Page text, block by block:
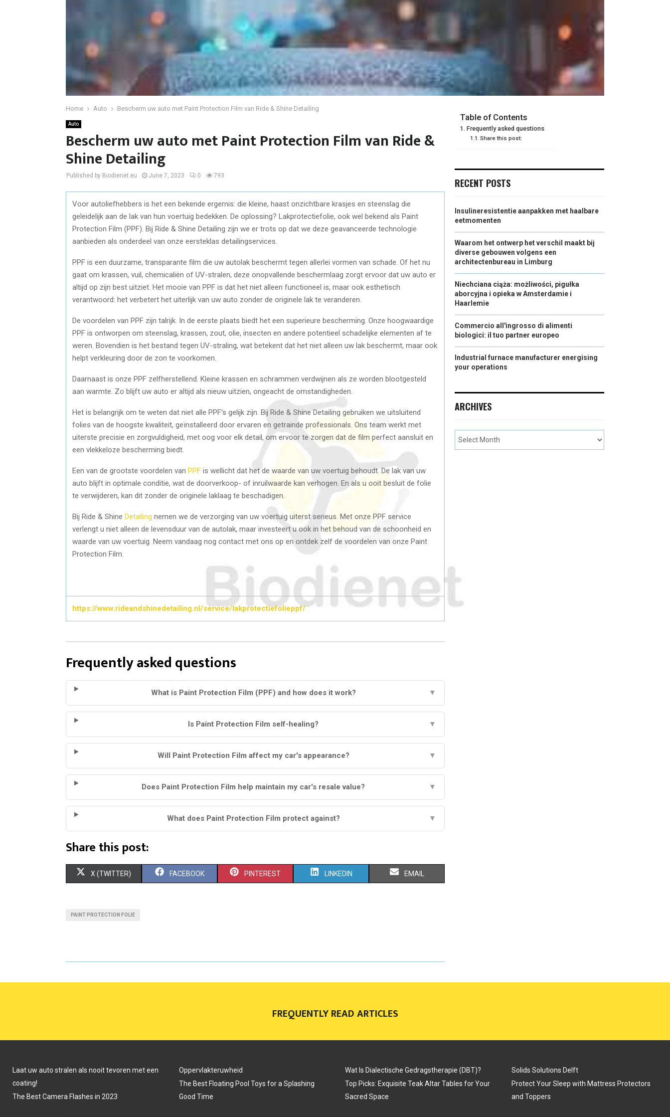
Home Auto Bescherm uw auto met Paint Protection Film van Ride & Shine Detailing
Auto
Bescherm uw auto met Paint Protection Film van Ride &
Shine Detailing
Published by Biodienet.eu June 7, 2023 0 793
Voor autoliefhebbers is het een bekende ergernis: die kleine, haast onzichtbare krasjes en steenslag die
geleidelijk aan de lak van hun voertuig bedekken. De oplossing? Lakprotectiefolie, ook wel bekend als Paint
Protection Film (PPF). Bij Ride & Shine Detailing zijn we er trots op dat we deze geavanceerde technologie
aanbieden als onderdeel van onze eersteklas detailingservices.
PPF is een duurzame, transparante film die uw autolak beschermt tegen allerlei vormen van schade. Of het nu
gaat om krassen, vuil, chemicaliën of UV-stralen, deze onopvallende beschermlaag zorgt ervoor dat uw auto er
altijd op zijn best uitziet. Het mooie van PPF is dat het niet alleen functioneel is, maar ook esthetisch
verantwoord: het verbetert het uiterlijk van uw auto zonder de originele lak te veranderen.
De voordelen van PPF zijn talrijk. In de eerste plaats biedt het een superieure bescherming. Onze hoogwaardige
PPF is ontworpen om steenslag, krassen, zout, olie, insecten en andere potentieel schadelijke elementen af te
weren. Bovendien is het bestand tegen UV-straling, wat betekent dat het niet alleen uw lak beschermt, maar ook
helpt verkleuring door de zon te voorkomen.
Daarnaast is onze PPF zelfherstellend. Kleine krassen en schrammen verdwijnen als ze worden blootgesteld
aan warmte. Zo blijft uw auto er altijd als nieuw uitzien, ongeacht de omstandigheden.
Het is belangrijk om te weten dat niet alle PPF’s gelijk zijn. Bij Ride & Shine Detailing gebruiken we uitsluitend
folies van de hoogste kwaliteit, geïnstalleerd door ervaren en getrainde professionals. Ons team werkt met
uiterste precisie en zorgvuldigheid, met oog voor elk detail, om ervoor te zorgen dat de film perfect aansluit en
een vlekkeloze bescherming biedt.
Een van de grootste voordelen van PPF is wellicht dat het de waarde van uw voertuig behoudt. De lak van uw
auto blijft in optimale conditie, wat de doorverkoop- of inruilwaarde kan verhogen. En als u ooit besluit de folie
te verwijderen, kan dit zonder de originele laklaag te beschadigen.
Bij Ride & Shine Detailing nemen we de verzorging van uw voertuig uiterst serieus. Met onze PPF service
verlengt u niet alleen de levensduur van de autolak, maar investeert u ook in het behoud van de schoonheid en
waarde van uw voertuig. Neem vandaag nog contact met ons op en ontdek zelf de voordelen van onze Paint
Protection Film.
https://www.rideandshinedetailing.nl/service/lakprotectiefolieppf/
Frequently asked questions
What is Paint Protection Film (PPF) and how does it work? ▼
Is Paint Protection Film self-healing? ▼
Will Paint Protection Film affect my car's appearance? ▼
Does Paint Protection Film help maintain my car's resale value? ▼
What does Paint Protection Film protect against? ▼
Share this post:
S
O
N
X (TWITTER) S
O
N
FACEBOOK S
O
N
PINTEREST S
O
N
LINKEDIN S
O
N
EMAIL
PAINT PROTECTION FOLIE
Table of Contents
Frequently asked questions
Share this post:
RECENT POSTS
Insulineresistentie aanpakken met haalbare
eetmomenten
Waarom het ontwerp het verschil maakt bij
diverse gebouwen volgens een
architectenbureau in Limburg
Niechciana ciąża: możliwości, pigułka
aborcyjna i opieka w Amsterdamie i
Haarlemie
Commercio all'ingrosso di alimenti
biologici: il tuo partner europeo
Industrial furnace manufacturer energising
your operations
ARCHIVES
FREQUENTLY READ ARTICLES
Laat uw auto stralen als nooit tevoren met een
coating!
The Best Camera Flashes in 2023
Oppervlakteruwheid
The Best Floating Pool Toys for a Splashing
Good Time
Wat Is Dialectische Gedragstherapie (DBT)?
Top Picks: Exquisite Teak Altar Tables for Your
Sacred Space
Solids Solutions Delft
Protect Your Sleep with Mattress Protectors
and Toppers